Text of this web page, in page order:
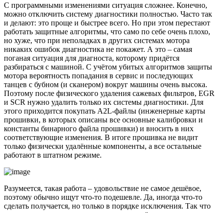
С программными изменениями ситуация сложнее. Конечно,
можно отключить систему диагностики полностью. Часто так
и делают: это проще и быстрее всего. Но при этом перестают
работать защитные алгоритмы, что само по себе очень плохо,
но хуже, что при неполадках в других системах мотора
никаких ошибок диагностика не покажет. А это – самая
поганая ситуация для диагноста, которому придётся
разбираться с машиной. С учётом убитых алгоритмов защиты
мотора вероятность попадания в сервис и последующих
танцев с бубном (и сканером) вокруг машины очень высока.
Поэтому после физического удаления сажевых фильтров, EGR
и SCR нужно удалить только их системы диагностики. Для
этого приходится покупать A2L-файлы (инженерные карты
прошивки, в которых описаны все основные калибровки и
константы бинарного файла прошивки) и вносить в них
соответствующие изменения. В итоге прошивка не видит
только физически удалённые компоненты, а все остальные
работают в штатном режиме.
Разумеется, такая работа – удовольствие не самое дешёвое,
поэтому обычно ищут что-то подешевле. Да, иногда что-то
сделать получается, но только в порядке исключения. Так что